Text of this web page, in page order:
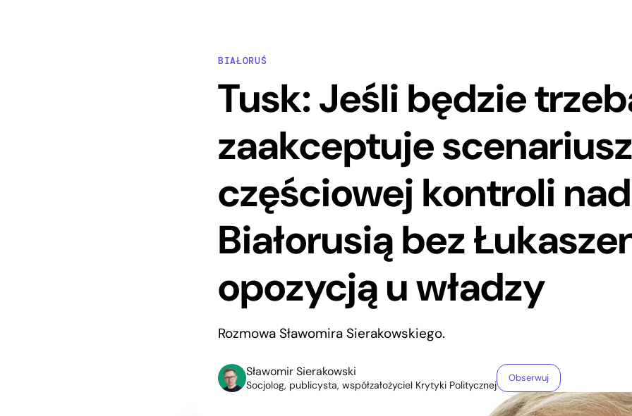
BIAŁORUŚ
Tusk: Jeśli będzie
zaakceptuje scenariusz
częściowej kontroli nad
Białorusią bez
opozycją u władzy
Rozmowa Sławomira Sierakowskiego.
Sławomir Sierakowski
Socjolog, publicysta, współzałożyciel Krytyki Politycznej
Obserwuj